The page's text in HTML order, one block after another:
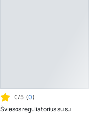
0/5 (0)
Šviesos reguliatorius su su